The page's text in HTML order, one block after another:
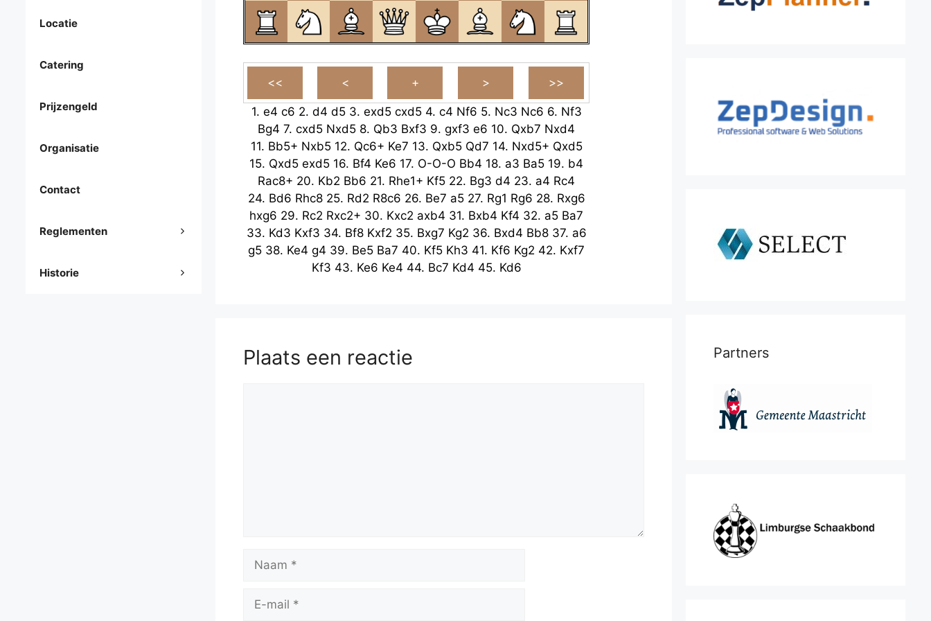
1. e4 c6 2. d4 d5 3. exd5 cxd5 4. c4 Nf6 5. Nc3 Nc6 6. Nf3
Bg4 7. cxd5 Nxd5 8. Qb3 Bxf3 9. gxf3 e6 10. Qxb7 Nxd4
11. Bb5+ Nxb5 12. Qc6+ Ke7 13. Qxb5 Qd7 14. Nxd5+ Qxd5
15. Qxd5 exd5 16. Bf4 Ke6 17. O-O-O Bb4 18. a3 Ba5 19. b4
Rac8+ 20. Kb2 Bb6 21. Rhe1+ Kf5 22. Bg3 d4 23. a4 Rc4
24. Bd6 Rhc8 25. Rd2 R8c6 26. Be7 a5 27. Rg1 Rg6 28. Rxg6
hxg6 29. Rc2 Rxc2+ 30. Kxc2 axb4 31. Bxb4 Kf4 32. a5 Ba7
33. Kd3 Kxf3 34. Bf8 Kxf2 35. Bxg7 Kg2 36. Bxd4 Bb8 37. a6
g5 38. Ke4 g4 39. Be5 Ba7 40. Kf5 Kh3 41. Kf6 Kg2 42. Kxf7
Kf3 43. Ke6 Ke4 44. Bc7 Kd4 45. Kd6
Plaats een reactie
mail
Locatie
Catering
Prijzengeld
Organisatie
Contact
Reglementen
Historie
Partners